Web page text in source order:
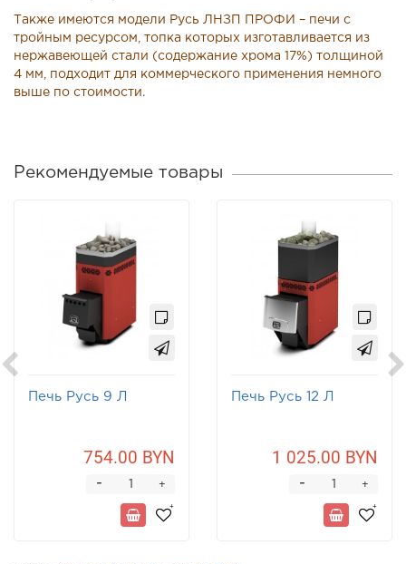
Также имеются модели Русь ЛНЗП ПРОФИ – печи с
тройным ресурсом, топка которых изготавливается из
нержавеющей стали (содержание хрома 17%) толщиной
4 мм, подходит для коммерческого применения немного
выше по стоимости.
Рекомендуемые товары
Печь Русь 9 Л
754.00 BYN
+
-
Печь Русь 12 Л
1 025.00 BYN
+
-